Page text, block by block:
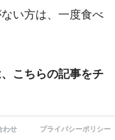
い方は、一度食べ
こちらの記事をチ
わせ プライバシーポリシー